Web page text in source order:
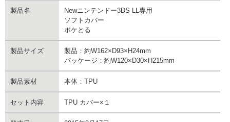
製品名
Newニンテンドー3DS LL専用
ソフトカバー
ポケとる
製品サイズ
製品：約W162×D93×H24mm
パッケージ：約W120×D30×H215mm
製品素材 本体：TPU
セット内容 TPU カバー×１